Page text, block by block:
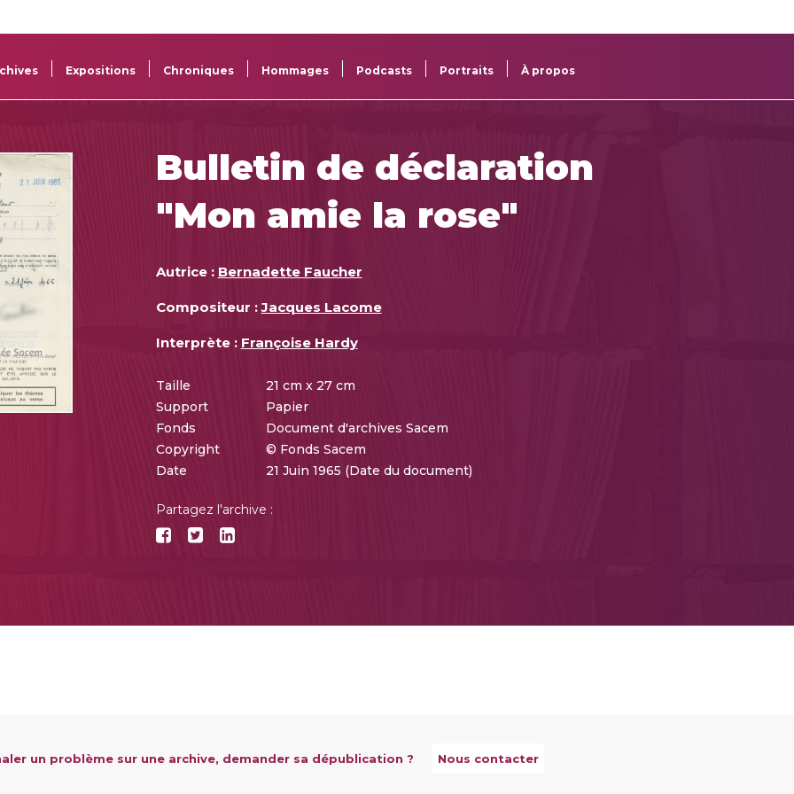
Sacem
projets
Sacem
des œuvres
Expositions Chroniques Hommages Podcasts Portraits À propos
Bulletin de déclaration
"Mon amie la rose"
Autrice : Bernadette Faucher
Compositeur : Jacques Lacome
Interprète : Françoise Hardy
Taille
21 cm x 27 cm
Support
Papier
Fonds
Document d'archives Sacem
Copyright
© Fonds Sacem
Date
21 Juin 1965 (Date du document)
Partagez l'archive :
un problème sur une archive, demander sa dépublication ? Nous contacter